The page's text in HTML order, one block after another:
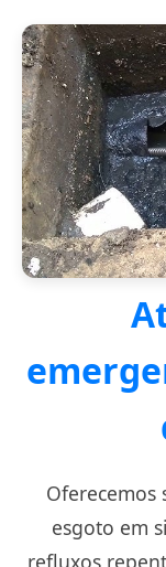
Oferecemos
esgoto em
refluxos